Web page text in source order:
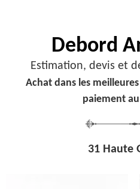
Debord
Estimation, devis et
Achat dans les
paiement
31 Haute